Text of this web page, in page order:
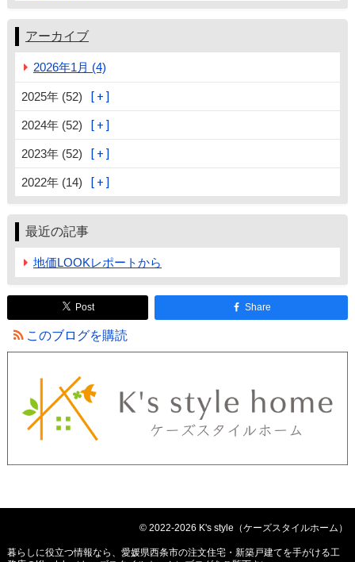
アーカイブ
2026年1月 (4)
2025年 (52)
2024年 (52)
2023年 (52)
2022年 (14)
最近の記事
地価LOOKレポートから
Post Share
このブログを購読
© 2022-2026 K's style（ケーズスタイルホーム）
暮らしに役立つ情報なら、 愛媛県西条市の注文住宅・新築戸建てを手がける工